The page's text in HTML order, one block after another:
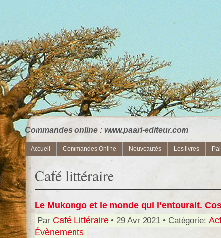
Commandes online : www.paari-editeur.com
Accueil Commandes Online Nouveautés Les livres
Café littéraire
Le Mukongo et le monde qui l’entourait.
Par Café Littéraire • 29 Avr 2021 • Catégorie:
Évènements